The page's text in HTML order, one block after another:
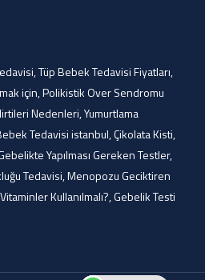
,Tüp Bebek Tedavisi Fiyatları,
için,Polikistik Over Sendromu
Nedenleri,Yumurtlama
Tedavisi istanbul,Çikolata Kisti,
Yapılması Gereken Testler,
Tedavisi,Menopozu Geciktiren
Kullanılmalı?,Gebelik Testi